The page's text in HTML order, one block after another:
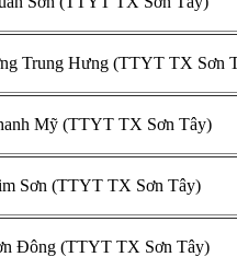
Trung Hưng (TTYT TX Sơn
Mỹ (TTYT TX Sơn Tây)
Sơn (TTYT TX Sơn Tây)
Đông (TTYT TX Sơn Tây)